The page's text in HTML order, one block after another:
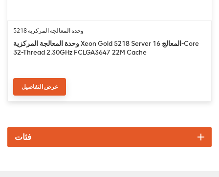
وحدة المعالجة المركزية 5218
وحدة المعالجة المركزية Xeon Gold 5218 Server المعالج 16-Core
32-Thread 2.30GHz FCLGA3647 22M Cache
عرض التفاصيل
فئات